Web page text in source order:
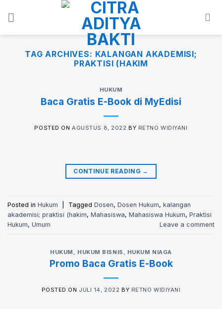
TAG ARCHIVES: KALANGAN AKADEMISI;
PRAKTISI (HAKIM
HUKUM
Baca Gratis E-Book di MyEdisi
POSTED ONAGUSTUS 8, 2022 BY RETNO WIDIYANI
CONTINUE READING →
Posted in Hukum Tagged Dosen, Dosen Hukum, kalangan
akademisi; praktisi (hakim, Mahasiswa, Mahasiswa Hukum, Praktisi
Hukum, Umum Leave a comment
HUKUM HUKUM BISNIS HUKUM NIAGA
Promo Baca Gratis E-Book
POSTED ON JULI 14, 2022 BY RETNO WIDIYANI